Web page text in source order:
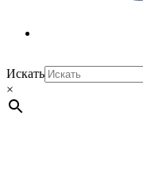
Искать
×